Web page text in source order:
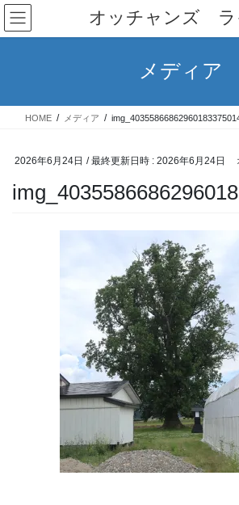
コ
ン
テ
ス
ナ
ビ
ゲ
ン
オッチャンズ ラ
メディア
HOME メディア
2026年6月24日 / 最終更新日時 : 2026年6月24日